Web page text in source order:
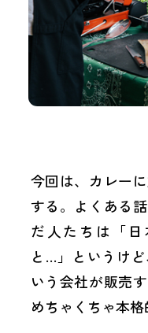
今回は、カレー
する。よくある
だ人たちは「
と…」というけ
いう会社が販売
めちゃくちゃ本格